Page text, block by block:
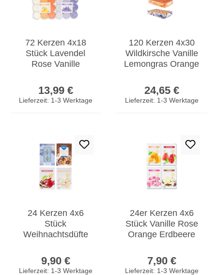
72 Kerzen 4x18
Stück Lavendel
Rose Vanille
Teelicht
13,99 €
Lieferzeit: 1-3 Werktage
120 Kerzen 4x30
Wildkirsche Vanille
Lemongras Orange
Teelicht
24,65 €
Lieferzeit: 1-3 Werktage
24 Kerzen 4x6
Stück
Weihnachtsdüfte
Duftkerzen Teelicht
Tischdeko
9,90 €
Lieferzeit: 1-3 Werktage
24er Kerzen 4x6
Stück Vanille Rose
Orange Erdbeere
Duftkerzen
7,90 €
Lieferzeit: 1-3 Werktage